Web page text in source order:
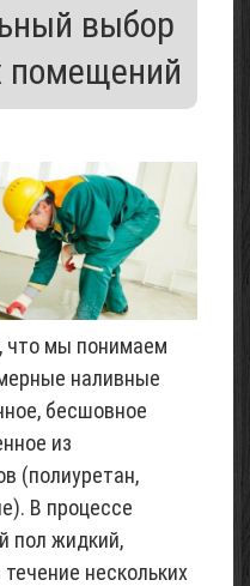
выбор
что мы понимаем
наливные
бесшовное
из
(полиуретан,
В процессе
пол жидкий,
нескольких